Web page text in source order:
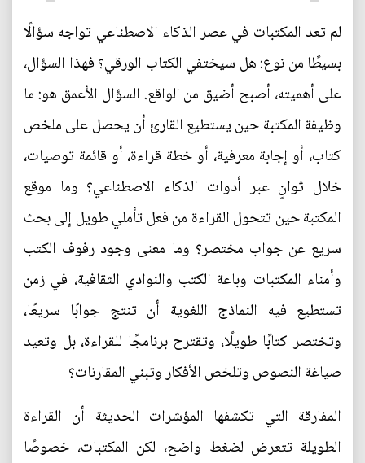
لم تعد المكتبات في عصر الذكاء الاصطناعي تواجه سؤالًا
بسيطًا من نوع: هل سيختفي الكتاب الورقي؟ فهذا السؤال،
على أهميته، أصبح أضيق من الواقع. السؤال الأعمق هو: ما
وظيفة المكتبة حين يستطيع القارئ أن يحصل على ملخص
كتاب، أو إجابة معرفية، أو خطة قراءة، أو قائمة توصيات،
خلال ثوانٍ عبر أدوات الذكاء الاصطناعي؟ وما موقع
المكتبة حين تتحول القراءة من فعل تأملي طويل إلى بحث
سريع عن جواب مختصر؟ وما معنى وجود رفوف الكتب
وأمناء المكتبات وباعة الكتب والنوادي الثقافية، في زمن
تستطيع فيه النماذج اللغوية أن تنتج جوابًا سريعًا،
وتختصر كتابًا طويلًا، وتقترح برنامجًا للقراءة، بل وتعيد
صياغة النصوص وتلخص الأفكار وتبني المقارنات؟
المفارقة التي تكشفها المؤشرات الحديثة أن القراءة
الطويلة تتعرض لضغط واضح، لكن المكتبات، خصوصًا